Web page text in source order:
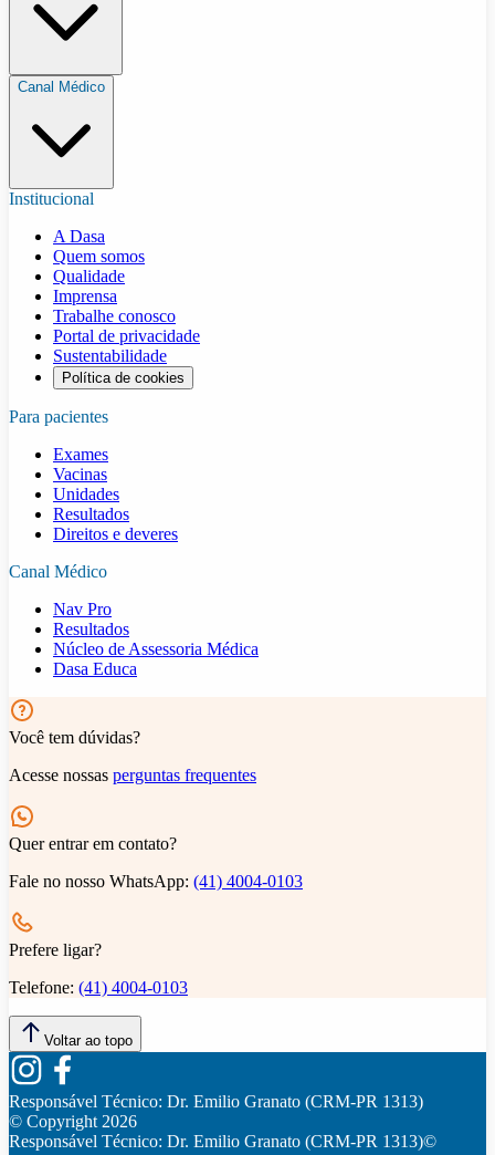
Canal Médico
Institucional
A Dasa
Quem somos
Qualidade
Imprensa
Trabalhe conosco
Portal de privacidade
Sustentabilidade
Política de cookies
Para pacientes
Exames
Vacinas
Unidades
Resultados
Direitos e deveres
Canal Médico
Nav Pro
Resultados
Núcleo de Assessoria Médica
Dasa Educa
Você tem dúvidas?
Acesse nossas perguntas frequentes
Quer entrar em contato?
Fale no nosso WhatsApp: (41) 4004-0103
Prefere ligar?
Telefone: (41) 4004-0103
Voltar ao topo
Responsável Técnico: Dr. Emilio Granato (CRM-PR 1313)
© Copyright2026
Responsável Técnico: Dr. Emilio Granato (CRM-PR 1313)©